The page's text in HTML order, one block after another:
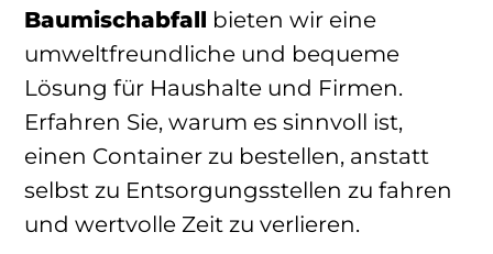
Baumischabfall bieten wir eine
umweltfreundliche und bequeme
Lösung für Haushalte und Firmen.
Erfahren Sie, warum es sinnvoll ist,
einen Container zu bestellen, anstatt
selbst zu Entsorgungsstellen zu fahren
und wertvolle Zeit zu verlieren.